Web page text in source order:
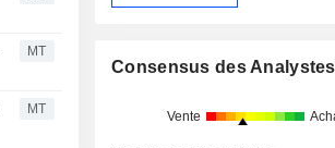
MT
MT
Consensus des Analystes
Vente